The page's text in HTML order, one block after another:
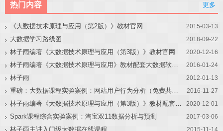
热门内容 更多
《大数据技术原理与应用（第2版）》教材官网 2015-03-13
大数据学习路线图 2018-09-22
林子雨编著《大数据技术原理与应用（第3版）》教材官网 2020-12-16
林子雨编著《大数据技术原理与应用》教材配套大数据软件安装和编程实践指南 2016-01-24
林子雨 2012-01-13
重磅：大数据课程实验案例：网站用户行为分析（免费共享） 2016-11-27
林子雨编著《大数据技术原理与应用（第3版）》教材配套大数据软件安装和编程实践指南 2020-12-01
Spark课程综合实验案例：淘宝双11数据分析与预测 2017-03-06
林子雨主讲入门级大数据在线课程 2015-11-14